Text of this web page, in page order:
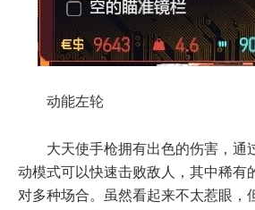
动能左轮
大天使手枪拥有出色的伤害，通
动模式可以快速击败敌人，其中稀有
对多种场合。虽然看起来不太惹眼，